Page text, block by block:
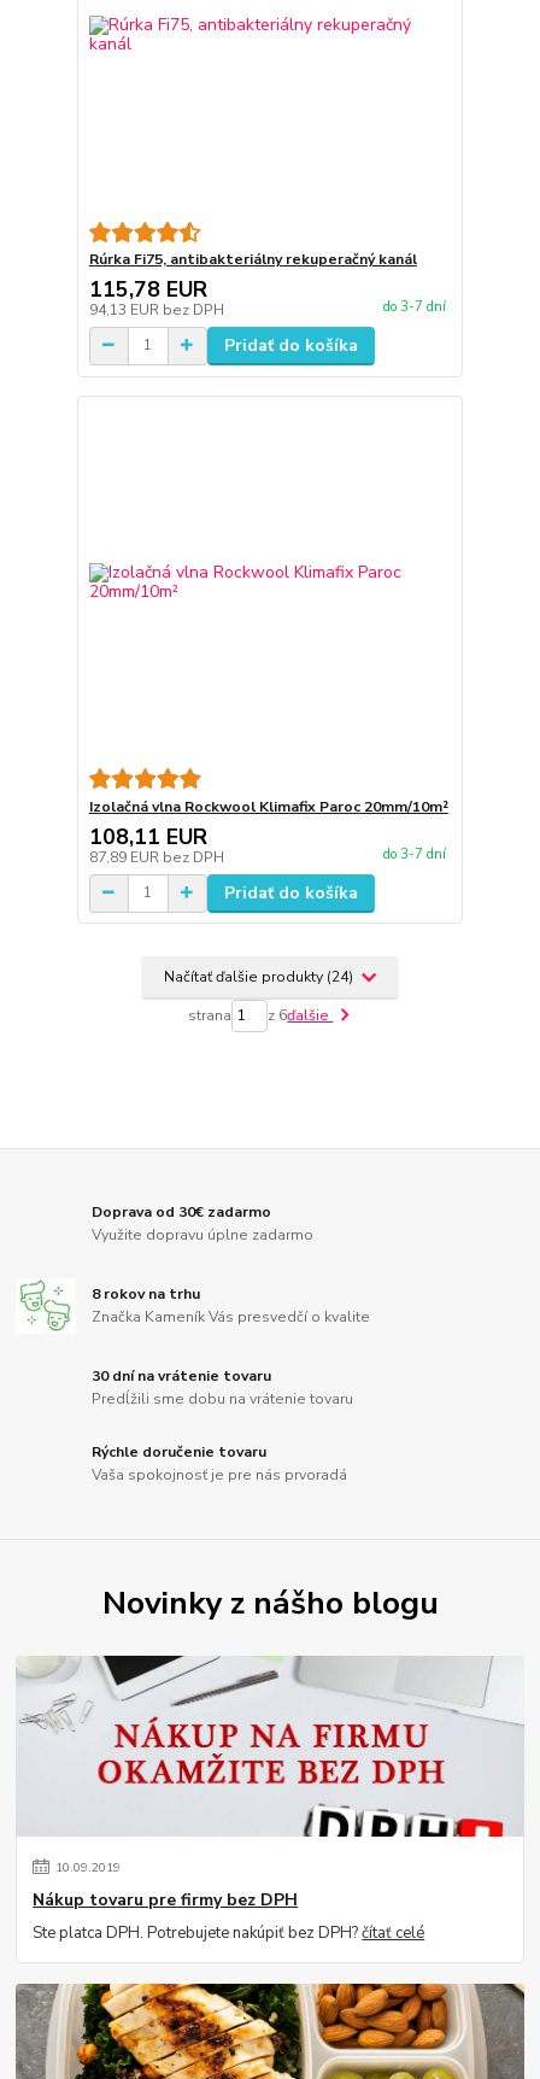
Rúrka Fi75, antibakteriálny rekuperačný kanál
115,78 EUR
94,13 EUR bez DPH do 3-7 dní
Pridať do košíka
Izolačná vlna Rockwool Klimafix Paroc 20mm/10m²
108,11 EUR
87,89 EUR bez DPH do 3-7 dní
Pridať do košíka
Načítať ďalšie produkty (24)
strana z 6ďalšie
Doprava od 30€ zadarmo
Využite dopravu úplne zadarmo
8 rokov na trhu
Značka Kameník Vás presvedčí o kvalite
30 dní na vrátenie tovaru
Predĺžili sme dobu na vrátenie tovaru
Rýchle doručenie tovaru
Vaša spokojnosť je pre nás prvoradá
Novinky z nášho blogu
10.09.2019
Nákup tovaru pre firmy bez DPH
Ste platca DPH. Potrebujete nakúpiť bez DPH?čítať celé